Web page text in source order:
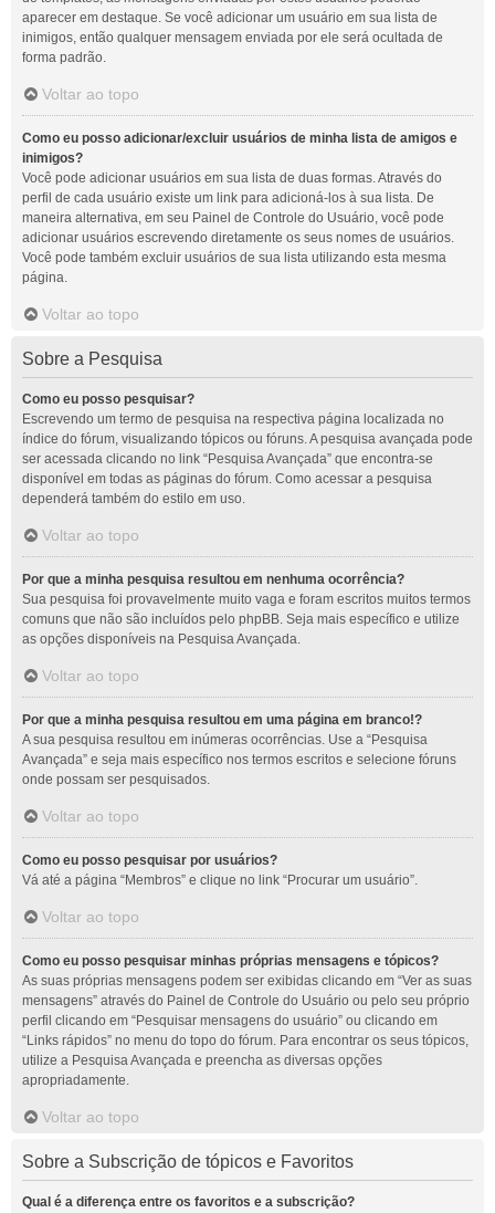
aparecer em destaque. Se você adicionar um usuário em sua lista de
inimigos, então qualquer mensagem enviada por ele será ocultada de
forma padrão.
Voltar ao topo
Como eu posso adicionar/excluir usuários de minha lista de amigos e
inimigos?
Você pode adicionar usuários em sua lista de duas formas. Através do
perfil de cada usuário existe um link para adicioná-los à sua lista. De
maneira alternativa, em seu Painel de Controle do Usuário, você pode
adicionar usuários escrevendo diretamente os seus nomes de usuários.
Você pode também excluir usuários de sua lista utilizando esta mesma
página.
Voltar ao topo
Sobre a Pesquisa
Como eu posso pesquisar?
Escrevendo um termo de pesquisa na respectiva página localizada no
índice do fórum, visualizando tópicos ou fóruns. A pesquisa avançada pode
ser acessada clicando no link “Pesquisa Avançada” que encontra-se
disponível em todas as páginas do fórum. Como acessar a pesquisa
dependerá também do estilo em uso.
Voltar ao topo
Por que a minha pesquisa resultou em nenhuma ocorrência?
Sua pesquisa foi provavelmente muito vaga e foram escritos muitos termos
comuns que não são incluídos pelo phpBB. Seja mais específico e utilize
as opções disponíveis na Pesquisa Avançada.
Voltar ao topo
Por que a minha pesquisa resultou em uma página em branco!?
A sua pesquisa resultou em inúmeras ocorrências. Use a “Pesquisa
Avançada” e seja mais específico nos termos escritos e selecione fóruns
onde possam ser pesquisados.
Voltar ao topo
Como eu posso pesquisar por usuários?
Vá até a página “Membros” e clique no link “Procurar um usuário”.
Voltar ao topo
Como eu posso pesquisar minhas próprias mensagens e tópicos?
As suas próprias mensagens podem ser exibidas clicando em “Ver as suas
mensagens” através do Painel de Controle do Usuário ou pelo seu próprio
perfil clicando em “Pesquisar mensagens do usuário” ou clicando em
“Links rápidos” no menu do topo do fórum. Para encontrar os seus tópicos,
utilize a Pesquisa Avançada e preencha as diversas opções
apropriadamente.
Voltar ao topo
Sobre a Subscrição de tópicos e Favoritos
Qual é a diferença entre os favoritos e a subscrição?